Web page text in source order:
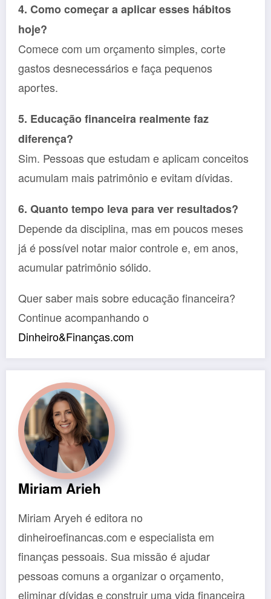
4. Como começar a aplicar esses hábitos
hoje?
Comece com um orçamento simples, corte
gastos desnecessários e faça pequenos
aportes.
5. Educação financeira realmente faz
diferença?
Sim. Pessoas que estudam e aplicam conceitos
acumulam mais patrimônio e evitam dívidas.
6. Quanto tempo leva para ver resultados?
Depende da disciplina, mas em poucos meses
já é possível notar maior controle e, em anos,
acumular patrimônio sólido.
Quer saber mais sobre educação financeira?
Continue acompanhando o
Dinheiro&Finanças.com
Miriam Arieh
Miriam Aryeh é editora no
dinheiroefinancas.com e especialista em
finanças pessoais. Sua missão é ajudar
pessoas comuns a organizar o orçamento,
eliminar dívidas e construir uma vida financeira